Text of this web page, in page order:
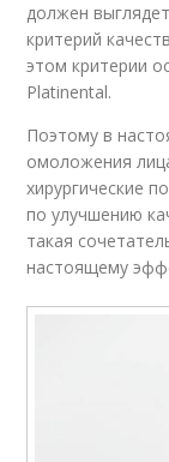
должен
критерий
этом критерии
Platinental.
Поэтому в
омоложения
хирургические
по улучшению
такая
настоящему